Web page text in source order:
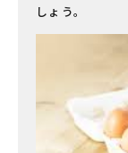
しょう。